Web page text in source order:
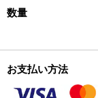
数量
お支払い方法